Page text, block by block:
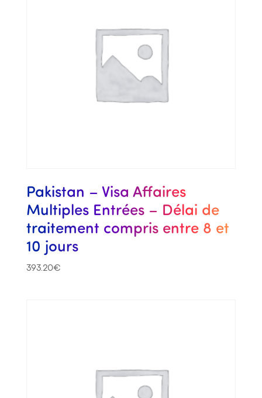
Pakistan – Visa Affaires
Multiples Entrées – Délai de
traitement compris entre 8 et
10 jours
393.20€